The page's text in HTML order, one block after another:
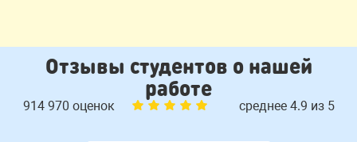
Отзывы студентов о нашей
работе
914 970 оценок среднее 4.9 из 5